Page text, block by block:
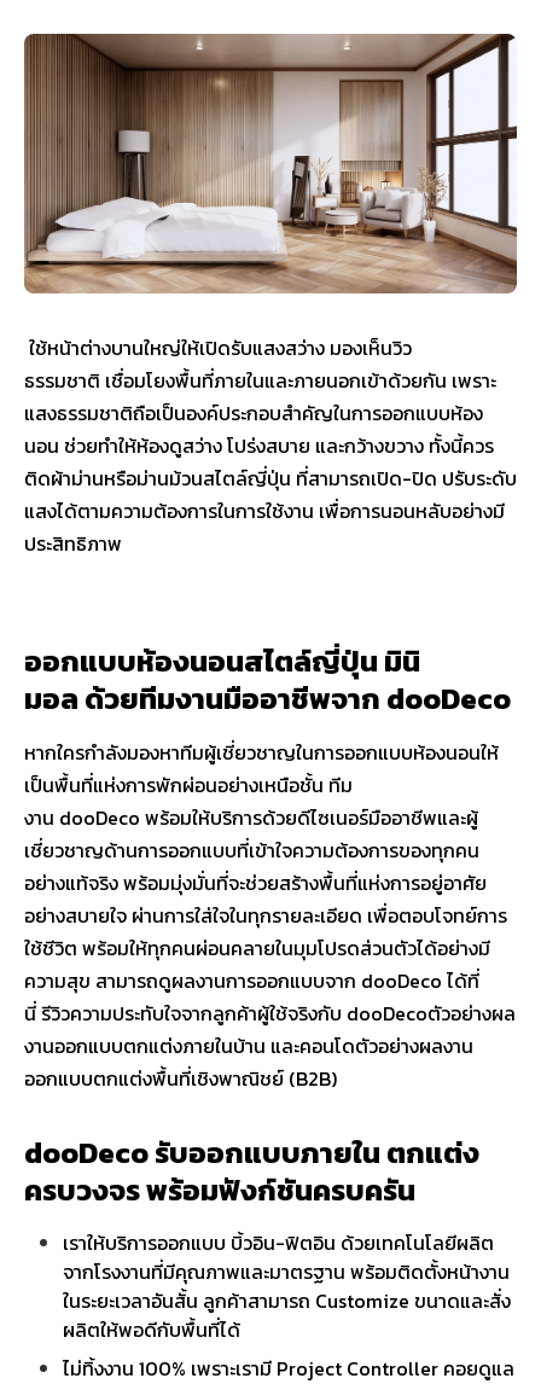
ใช้หน้าต่างบานใหญ่ให้เปิดรับแสงสว่าง มองเห็นวิว
ธรรมชาติ เชื่อมโยงพื้นที่ภายในและภายนอกเข้าด้วยกัน เพราะ
แสงธรรมชาติถือเป็นองค์ประกอบสำคัญในการออกแบบห้อง
นอน ช่วยทำให้ห้องดูสว่าง โปร่งสบาย และกว้างขวาง ทั้งนี้ควร
ติดผ้าม่านหรือม่านม้วนสไตล์ญี่ปุ่น ที่สามารถเปิด-ปิด ปรับระดับ
แสงได้ตามความต้องการในการใช้งาน เพื่อการนอนหลับอย่างมี
ประสิทธิภาพ
ออกแบบห้องนอนสไตล์ญี่ปุ่น มินิ
มอล ด้วยทีมงานมืออาชีพจาก dooDeco
หากใครกำลังมองหาทีมผู้เชี่ยวชาญในการออกแบบห้องนอนให้
เป็นพื้นที่แห่งการพักผ่อนอย่างเหนือชั้น ทีม
งาน dooDeco พร้อมให้บริการด้วยดีไซเนอร์มืออาชีพและผู้
เชี่ยวชาญด้านการออกแบบที่เข้าใจความต้องการของทุกคน
อย่างแท้จริง พร้อมมุ่งมั่นที่จะช่วยสร้างพื้นที่แห่งการอยู่อาศัย
อย่างสบายใจ ผ่านการใส่ใจในทุกรายละเอียด เพื่อตอบโจทย์การ
ใช้ชีวิต พร้อมให้ทุกคนผ่อนคลายในมุมโปรดส่วนตัวได้อย่างมี
ความสุข สามารถดูผลงานการออกแบบจาก dooDeco ได้ที่
นี่ รีวิวความประทับใจจากลูกค้าผู้ใช้จริงกับ dooDecoตัวอย่างผล
งานออกแบบตกแต่งภายในบ้าน และคอนโดตัวอย่างผลงาน
ออกแบบตกแต่งพื้นที่เชิงพาณิชย์ (B2B)
dooDeco รับออกแบบภายใน ตกแต่ง
ครบวงจร พร้อมฟังก์ชันครบครัน
เราให้บริการออกแบบ บิ้วอิน-ฟิตอิน ด้วยเทคโนโลยีผลิต
จากโรงงานที่มีคุณภาพและมาตรฐาน พร้อมติดตั้งหน้างาน
ในระยะเวลาอันสั้น ลูกค้าสามารถ Customize ขนาดและสั่ง
ผลิตให้พอดีกับพื้นที่ได้
ไม่ทิ้งงาน 100% เพราะเรามี Project Controller คอยดูแล